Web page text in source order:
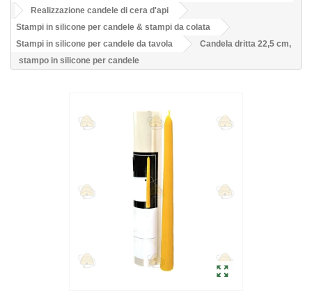
Realizzazione candele di cera d'api
Stampi in silicone per candele & stampi da colata
Stampi in silicone per candele da tavola
Candela dritta 22,5 cm,
stampo in silicone per candele